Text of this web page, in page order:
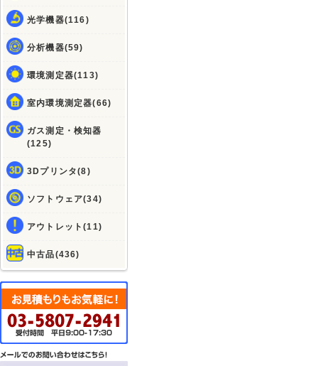
光学機器(116)
分析機器(59)
環境測定器(113)
室内環境測定器(66)
ガス測定・検知器
(125)
3Dプリンタ(8)
ソフトウェア(34)
アウトレット(11)
中古品(436)